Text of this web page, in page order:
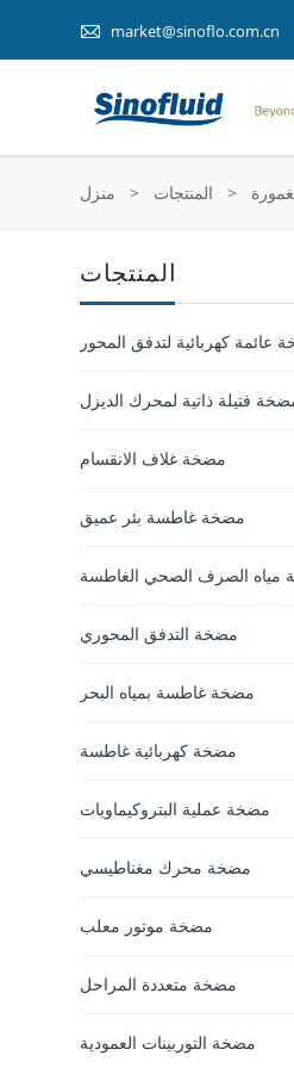
 market@sinoflo.com.cn
منزل > المنتجات >
المنتجات
عائمة كهربائية لتدفق المحور
فتيلة ذاتية لمحرك الديزل
مضخة غلاف الانقسام
مضخة غاطسة بئر عميق
مياه الصرف الصحي الغاطسة
مضخة التدفق المحوري
مضخة غاطسة بمياه البحر
مضخة كهربائية غاطسة
مضخة عملية البتروكيماويات
مضخة محرك مغناطيسي
مضخة موتور معلب
مضخة متعددة المراحل
مضخة التوربينات العمودية